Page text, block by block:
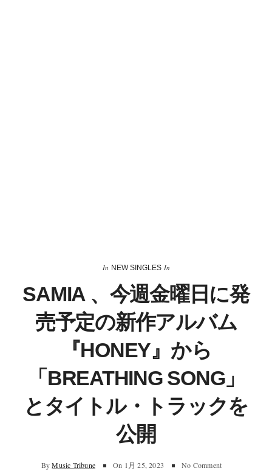
In NEW SINGLES In
SAMIA 、今週金曜日に発
売予定の新作アルバム
『HONEY』から
「BREATHING SONG」
とタイトル・トラックを
公開
By Music Tribune On 1月 25, 2023 No Comment